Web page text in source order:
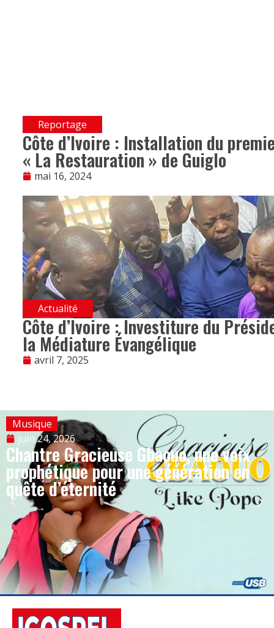
Reportage
Côte d’Ivoire : Installation du
« La Restauration » de Guiglo
mai 16, 2024
Actualité
Côte d’Ivoire : Investiture du
la Médiature Évangélique
avril 7, 2025
Musique
juin 24, 2026
Chantre Gracieuse Gbaouo, une voix
prophétique pour une génération en
quête d’éternité